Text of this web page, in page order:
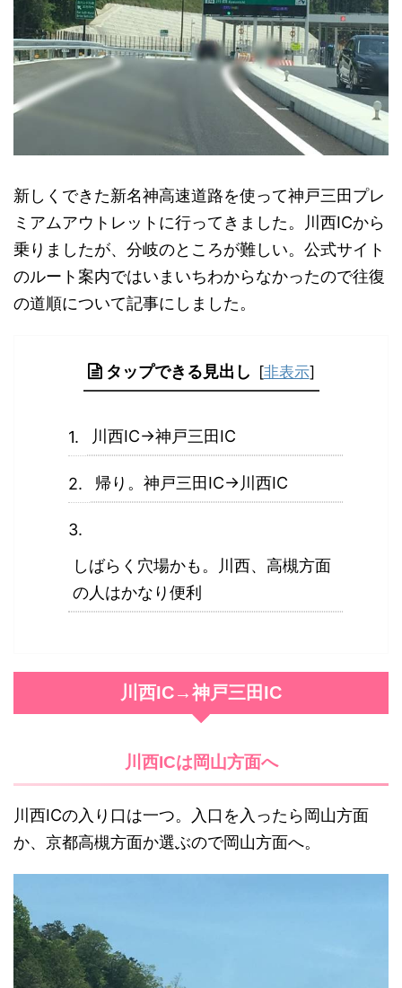
新しくできた新名神高速道路を使って神戸三田プレ
ミアムアウトレットに行ってきました。川西ICから
乗りましたが、分岐のところが難しい。公式サイト
のルート案内ではいまいちわからなかったので往復
の道順について記事にしました。
タップできる見出し [非表示]
川西IC→神戸三田IC
帰り。神戸三田IC→川西IC
しばらく穴場かも。川西、高槻方面
の人はかなり便利
川西IC→神戸三田IC
川西ICは岡山方面へ
川西ICの入り口は一つ。入口を入ったら岡山方面
か、京都高槻方面か選ぶので岡山方面へ。